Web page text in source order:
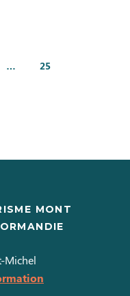
… 25
MONT
Michel